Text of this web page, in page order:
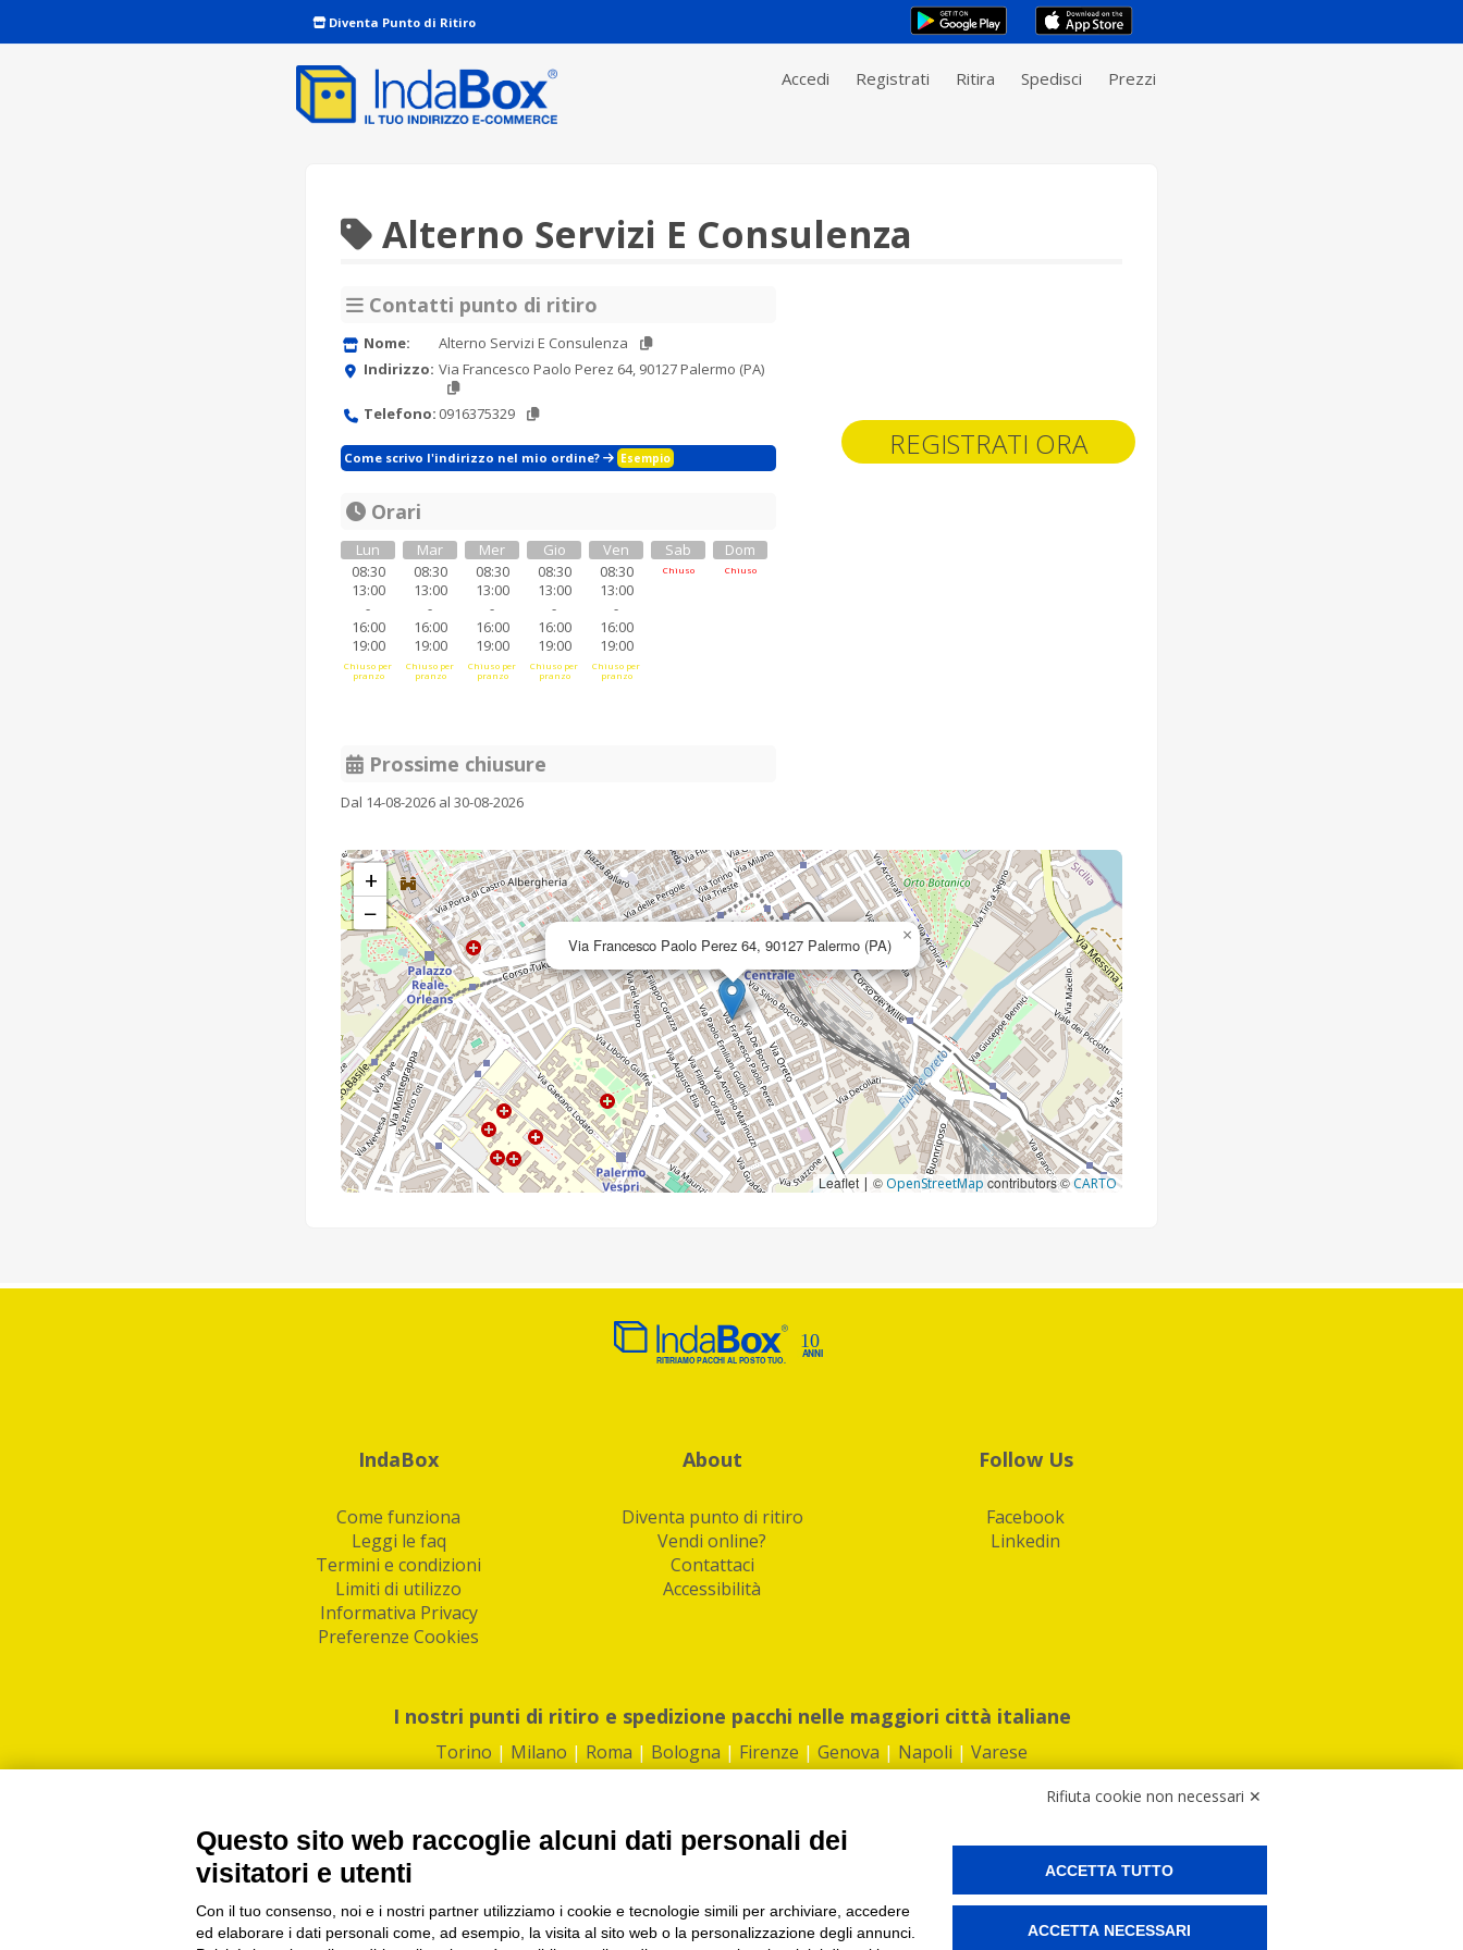
Diventa Punto di Ritiro
Accedi Registrati Ritira Spedisci Prezzi
REGISTRATI ORA
Alterno Servizi E Consulenza
Contatti punto di ritiro
Nome:
Alterno Servizi E Consulenza
Indirizzo: Via Francesco Paolo Perez 64, 90127 Palermo (PA)
Telefono: 0916375329
Come scrivo l'indirizzo nel mio ordine? Esempio
Orari
Lun
08:30
13:00
-
16:00
19:00
Chiuso per
pranzo
Mar
08:30
13:00
-
16:00
19:00
Chiuso per
pranzo
Mer
08:30
13:00
-
16:00
19:00
Chiuso per
pranzo
Gio
08:30
13:00
-
16:00
19:00
Chiuso per
pranzo
Ven
08:30
13:00
-
16:00
19:00
Chiuso per
pranzo
Sab
Chiuso
Dom
Chiuso
Prossime chiusure
Dal 14-08-2026 al 30-08-2026
Via Francesco Paolo Perez 64, 90127 Palermo (PA) ×
+
−
Leaflet | © OpenStreetMap contributors ©CARTO
IndaBox
Come funziona
Leggi le faq
Termini e condizioni
Limiti di utilizzo
Informativa Privacy
Preferenze Cookies
About
Diventa punto di ritiro
Vendi online?
Contattaci
Accessibilità
Follow Us
Facebook
Linkedin
I nostri punti di ritiro e spedizione pacchi nelle maggiori città italiane
Torino | Milano | Roma | Bologna | Firenze | Genova | Napoli | Varese
PI/CF/N°Iscr.: 10821360012 | REA: RM 1494760 | Cap.Soc.: 50.000€ |Whistleblowing|Privacy|Preferenze Cookies
IndaBox | Oltre 11.500 punti di ritiro tra Bar, Tabaccai, Edicole e Kipoint per ritirare i tuoi acquisti online e spedire i tuoi pacchi.
Rifiuta cookie non necessari ✕
Questo sito web raccoglie alcuni dati personali dei
visitatori e utenti
Con il tuo consenso, noi e i nostri partner utilizziamo i cookie e tecnologie simili per archiviare, accedere
ed elaborare i dati personali come, ad esempio, la visita al sito web o la personalizzazione degli annunci.
ACCETTA TUTTO
ACCETTA NECESSARI